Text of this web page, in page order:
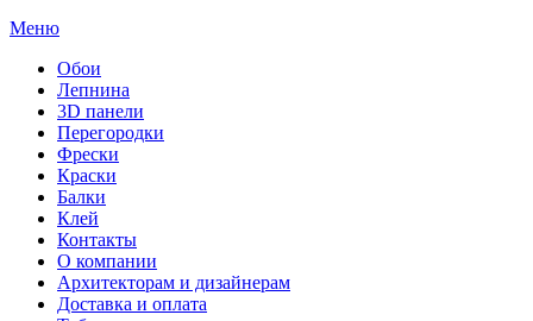
Меню
Обои
Лепнина
3D панели
Перегородки
Фрески
Краски
Балки
Клей
Контакты
О компании
Архитекторам и дизайнерам
Доставка и оплата